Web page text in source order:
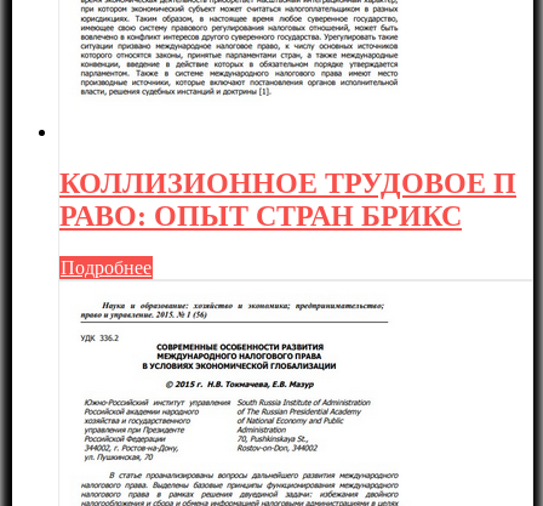
КОЛЛИЗИОННОЕ ТРУДОВОЕ П
РАВО: ОПЫТ СТРАН БРИКС
Подробнее